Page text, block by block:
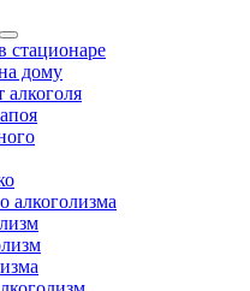
стационаре
дому
алкоголя
алкоголизма